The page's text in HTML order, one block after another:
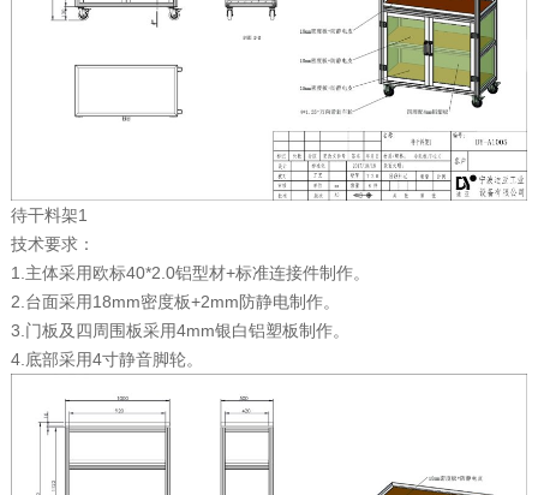
待干料架1
技术要求：
1.主体采用欧标40*2.0铝型材+标准连接件制作。
2.台面采用18mm密度板+2mm防静电制作。
3.门板及四周围板采用4mm银白铝塑板制作。
4.底部采用4寸静音脚轮。